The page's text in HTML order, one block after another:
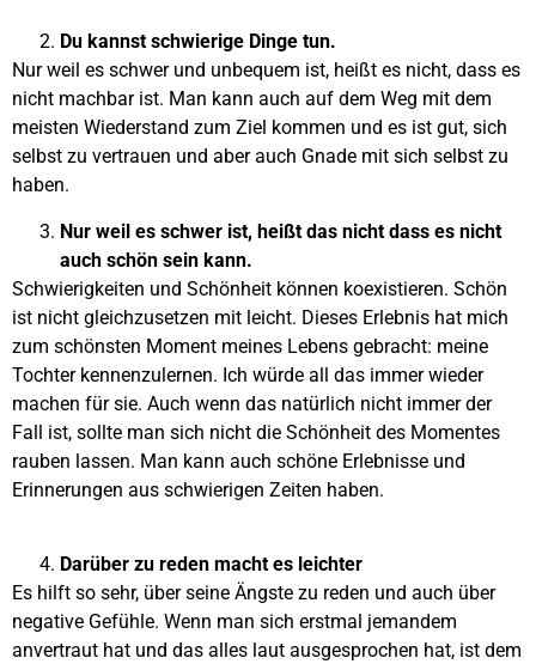
Du kannst schwierige Dinge tun.
Nur weil es schwer und unbequem ist, heißt es nicht, dass es
nicht machbar ist. Man kann auch auf dem Weg mit dem
meisten Wiederstand zum Ziel kommen und es ist gut, sich
selbst zu vertrauen und aber auch Gnade mit sich selbst zu
haben.
Nur weil es schwer ist, heißt das nicht dass es nicht
auch schön sein kann.
Schwierigkeiten und Schönheit können koexistieren. Schön
ist nicht gleichzusetzen mit leicht. Dieses Erlebnis hat mich
zum schönsten Moment meines Lebens gebracht: meine
Tochter kennenzulernen. Ich würde all das immer wieder
machen für sie. Auch wenn das natürlich nicht immer der
Fall ist, sollte man sich nicht die Schönheit des Momentes
rauben lassen. Man kann auch schöne Erlebnisse und
Erinnerungen aus schwierigen Zeiten haben.
Darüber zu reden macht es leichter
Es hilft so sehr, über seine Ängste zu reden und auch über
negative Gefühle. Wenn man sich erstmal jemandem
anvertraut hat und das alles laut ausgesprochen hat, ist dem